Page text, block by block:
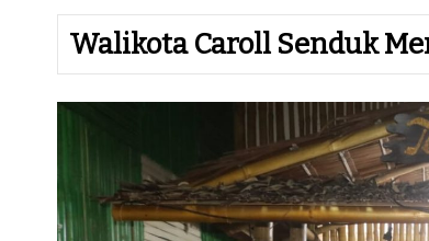
Walikota Caroll Senduk